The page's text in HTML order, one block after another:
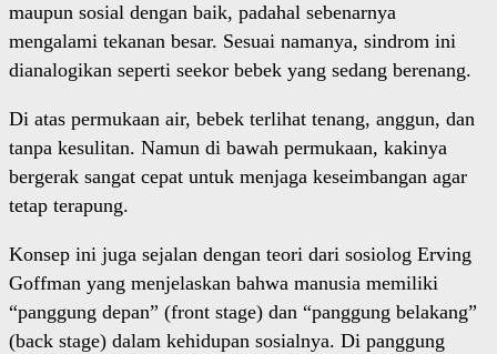
maupun sosial dengan baik, padahal sebenarnya
mengalami tekanan besar. Sesuai namanya, sindrom ini
dianalogikan seperti seekor bebek yang sedang berenang.
Di atas permukaan air, bebek terlihat tenang, anggun, dan
tanpa kesulitan. Namun di bawah permukaan, kakinya
bergerak sangat cepat untuk menjaga keseimbangan agar
tetap terapung.
Konsep ini juga sejalan dengan teori dari sosiolog Erving
Goffman yang menjelaskan bahwa manusia memiliki
“panggung depan” (front stage) dan “panggung belakang”
(back stage) dalam kehidupan sosialnya. Di panggung